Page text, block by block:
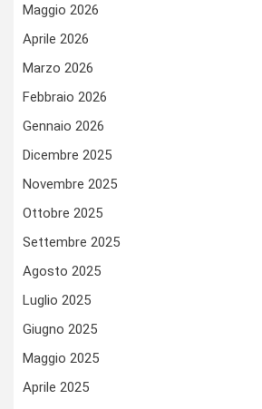
Maggio 2026
Aprile 2026
Marzo 2026
Febbraio 2026
Gennaio 2026
Dicembre 2025
Novembre 2025
Ottobre 2025
Settembre 2025
Agosto 2025
Luglio 2025
Giugno 2025
Maggio 2025
Aprile 2025